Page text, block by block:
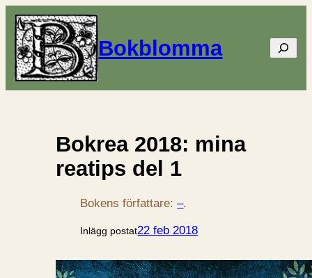
Bokblomma Sök
Bokrea 2018: mina
reatips del 1
Bokens författare:–.
Inlägg postat22 feb 2018